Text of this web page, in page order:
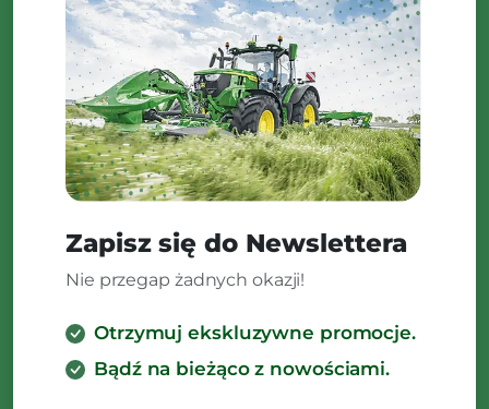
Zapisz się do Newslettera
Nie przegap żadnych okazji!
Otrzymuj ekskluzywne promocje.
Bądź na bieżąco z nowościami.